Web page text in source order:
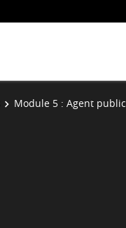
Module 5 : Agent public